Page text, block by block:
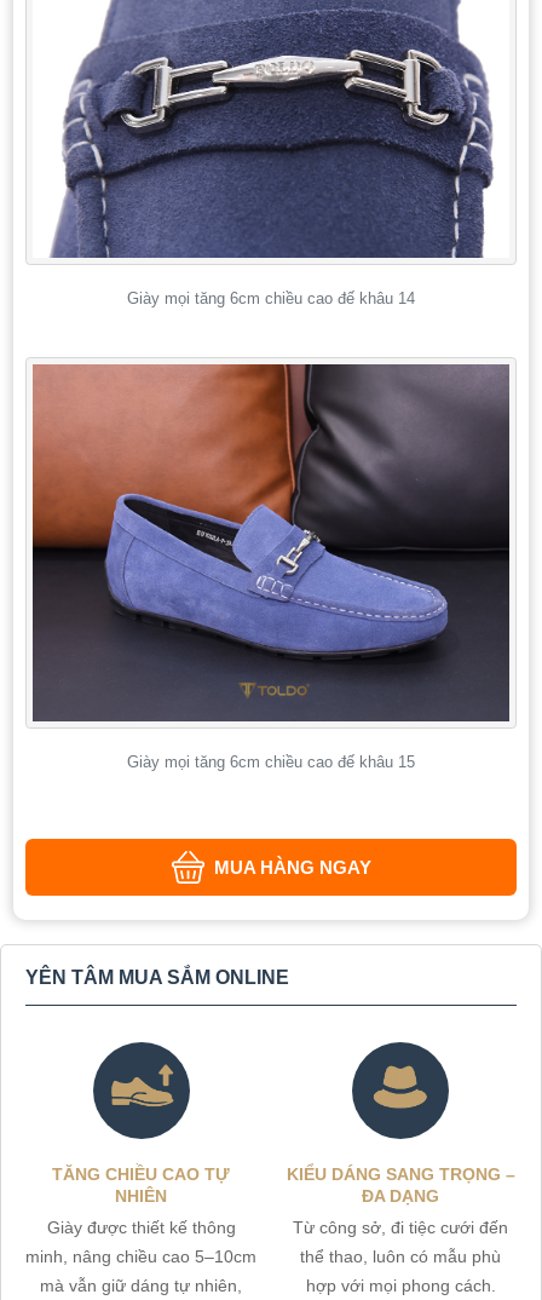
Giày mọi tăng 6cm chiều cao đế khâu 14
Giày mọi tăng 6cm chiều cao đế khâu 15
MUA HÀNG NGAY
YÊN TÂM MUA SẮM ONLINE
TĂNG CHIỀU CAO TỰ
NHIÊN
Giày được thiết kế thông
minh, nâng chiều cao 5–10cm
mà vẫn giữ dáng tự nhiên,
KIỂU DÁNG SANG TRỌNG –
ĐA DẠNG
Từ công sở, đi tiệc cưới đến
thể thao, luôn có mẫu phù
hợp với mọi phong cách.